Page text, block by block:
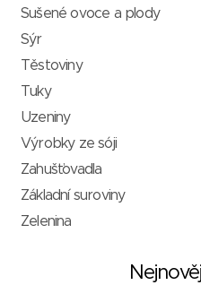
Sušené ovoce a plody
Sýr
Těstoviny
Tuky
Uzeniny
Výrobky ze sóji
Zahušťovadla
Základní suroviny
Zelenina